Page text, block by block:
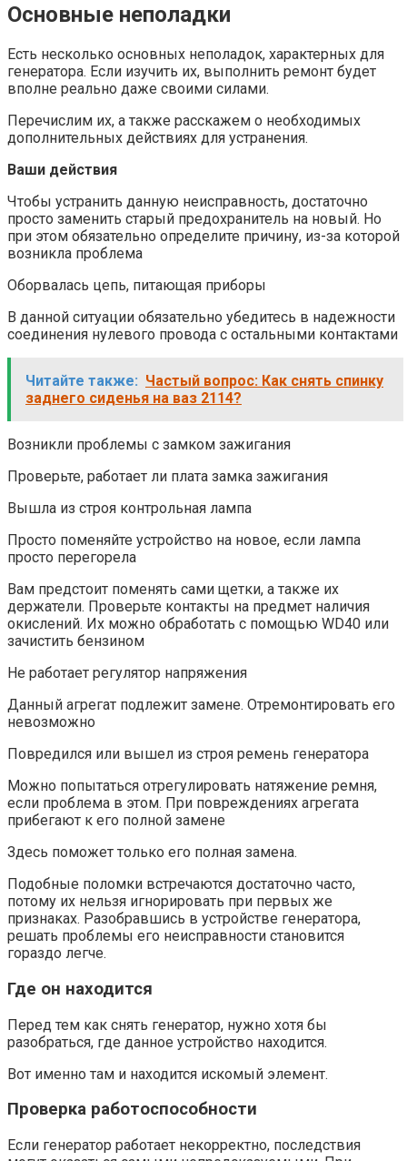
Основные неполадки
Есть несколько основных неполадок, характерных для
генератора. Если изучить их, выполнить ремонт будет
вполне реально даже своими силами.
Перечислим их, а также расскажем о необходимых
дополнительных действиях для устранения.
Ваши действия
Чтобы устранить данную неисправность, достаточно
просто заменить старый предохранитель на новый. Но
при этом обязательно определите причину, из-за которой
возникла проблема
Оборвалась цепь, питающая приборы
В данной ситуации обязательно убедитесь в надежности
соединения нулевого провода с остальными контактами
Читайте также: Частый вопрос: Как снять спинку
заднего сиденья на ваз 2114?
Возникли проблемы с замком зажигания
Проверьте, работает ли плата замка зажигания
Вышла из строя контрольная лампа
Просто поменяйте устройство на новое, если лампа
просто перегорела
Вам предстоит поменять сами щетки, а также их
держатели. Проверьте контакты на предмет наличия
окислений. Их можно обработать с помощью WD40 или
зачистить бензином
Не работает регулятор напряжения
Данный агрегат подлежит замене. Отремонтировать его
невозможно
Повредился или вышел из строя ремень генератора
Можно попытаться отрегулировать натяжение ремня,
если проблема в этом. При повреждениях агрегата
прибегают к его полной замене
Здесь поможет только его полная замена.
Подобные поломки встречаются достаточно часто,
потому их нельзя игнорировать при первых же
признаках. Разобравшись в устройстве генератора,
решать проблемы его неисправности становится
гораздо легче.
Где он находится
Перед тем как снять генератор, нужно хотя бы
разобраться, где данное устройство находится.
Вот именно там и находится искомый элемент.
Проверка работоспособности
Если генератор работает некорректно, последствия